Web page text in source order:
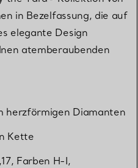
in Bezelfassung, die auf
elegante Design
atemberaubenden
herzförmigen Diamanten
Kette
Farben H-I,